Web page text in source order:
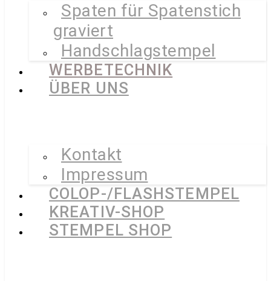
Spaten für Spatenstich
graviert
Handschlagstempel
WERBETECHNIK
ÜBER UNS
Kontakt
Impressum
COLOP-/FLASHSTEMPEL
KREATIV-SHOP
STEMPEL SHOP